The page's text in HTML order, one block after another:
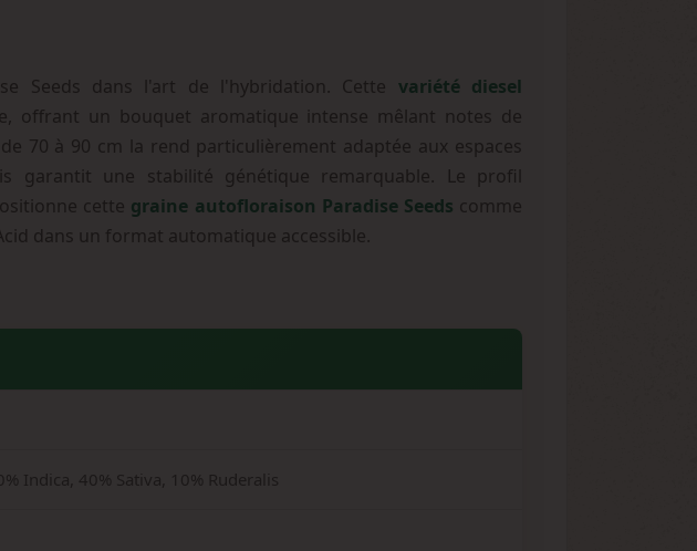
Seeds dans l'art de l'hybridation. Cette variété diesel
offrant un bouquet aromatique intense mêlant notes de
70 à 90 cm la rend particulièrement adaptée aux espaces
garantit une stabilité génétique remarquable. Le profil
cette graine autofloraison Paradise Seeds comme
dans un format automatique accessible.
Indica, 40% Sativa, 10% Ruderalis